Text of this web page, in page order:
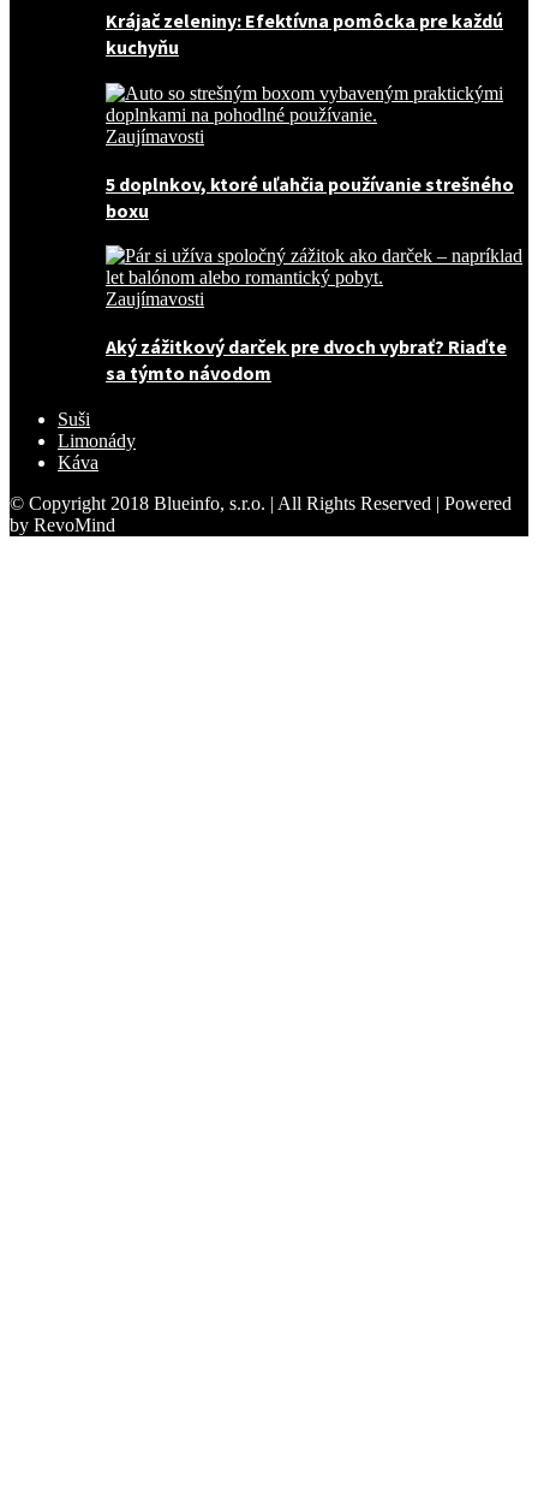
Krájač zeleniny: Efektívna pomôcka pre každú
kuchyňu
Zaujímavosti
5 doplnkov, ktoré uľahčia používanie strešného
boxu
Zaujímavosti
Aký zážitkový darček pre dvoch vybrať? Riaďte
sa týmto návodom
Suši
Limonády
Káva
© Copyright 2018 Blueinfo, s.r.o. | All Rights Reserved | Powered
by RevoMind